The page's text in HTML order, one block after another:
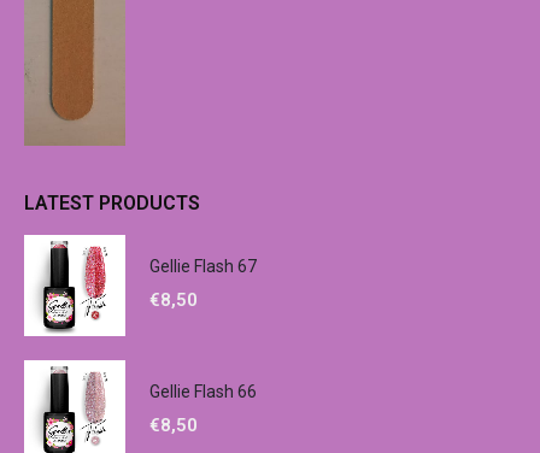
LATEST PRODUCTS
Gellie Flash 67
€8,50
Gellie Flash 66
€8,50